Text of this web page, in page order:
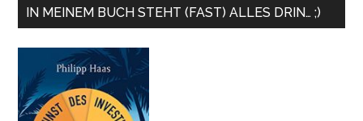
IN MEINEM BUCH STEHT (FAST) ALLES DRIN… ;)